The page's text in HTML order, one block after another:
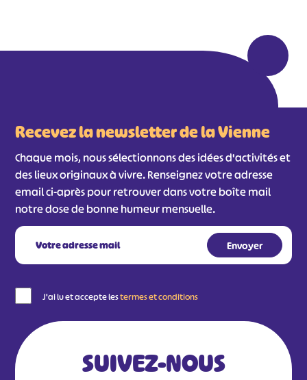
Recevez la newsletter de la Vienne
Chaque mois, nous sélectionnons des idées d'activités et
des lieux originaux à vivre. Renseignez votre adresse
email ci-après pour retrouver dans votre boîte mail
notre dose de bonne humeur mensuelle.
J'ai lu et accepte lestermes et conditions
SUIVEZ-NOUS